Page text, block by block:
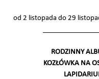
od 2 listopada do 29
RODZINNY
KOZŁÓWKA NA